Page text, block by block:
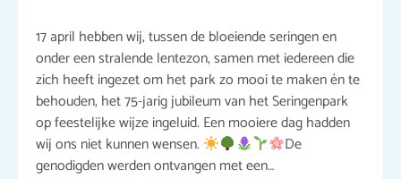
17 april hebben wij, tussen de bloeiende seringen en
onder een stralende lentezon, samen met iedereen die
zich heeft ingezet om het park zo mooi te maken én te
behouden, het 75-jarig jubileum van het Seringenpark
op feestelijke wijze ingeluid. Een mooiere dag hadden
wij ons niet kunnen wensen.
De
genodigden werden ontvangen met een…